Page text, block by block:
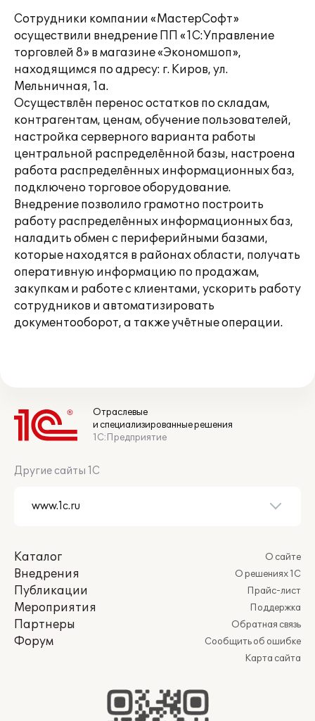
Сотрудники компании «МастерСофт»
осуществили внедрение ПП «1С:Управление
торговлей 8» в магазине «Экономшоп»,
находящимся по адресу: г. Киров, ул.
Мельничная, 1а.
Осуществлён перенос остатков по складам,
контрагентам, ценам, обучение пользователей,
настройка серверного варианта работы
центральной распределённой базы, настроена
работа распределённых информационных баз,
подключено торговое оборудование.
Внедрение позволило грамотно построить
работу распределённых информационных баз,
наладить обмен с периферийными базами,
которые находятся в районах области, получать
оперативную информацию по продажам,
закупкам и работе с клиентами, ускорить работу
сотрудников и автоматизировать
документооборот, а также учётные операции.
Отраслевые
и специализированные решения
1С:Предприятие
Другие сайты 1С
Каталог
Внедрения
Публикации
Мероприятия
Партнеры
Форум
О сайте
О решениях 1С
Прайс-лист
Поддержка
Обратная связь
Сообщить об ошибке
Карта сайта